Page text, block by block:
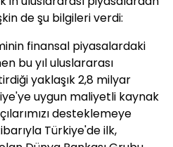
de şu bilgileri verdi:
finansal piyasalardaki
bu yıl uluslararası
yaklaşık 2,8 milyar
uygun maliyetli kaynak
desteklemeye
Türkiye'de ilk,